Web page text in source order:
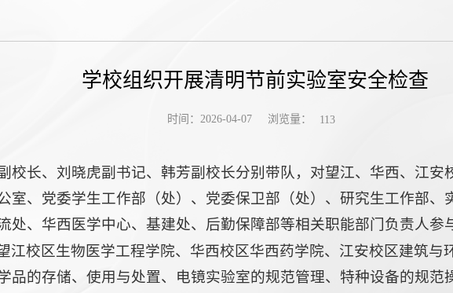
学校组织开展清明节前实验室安全检查
时间：2026-04-07 浏览量： 113
校长、刘晓虎副书记、韩芳副校长分别带队，对望江、华西、江安
室、党委学生工作部（处）、党委保卫部（处）、研究生工作部、
处、华西医学中心、基建处、后勤保障部等相关职能部门负责人参
江校区生物医学工程学院、华西校区华西药学院、江安校区建筑与
品的存储、使用与处置、电镜实验室的规范管理、特种设备的规范